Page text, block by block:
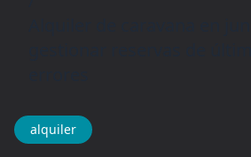
alquiler